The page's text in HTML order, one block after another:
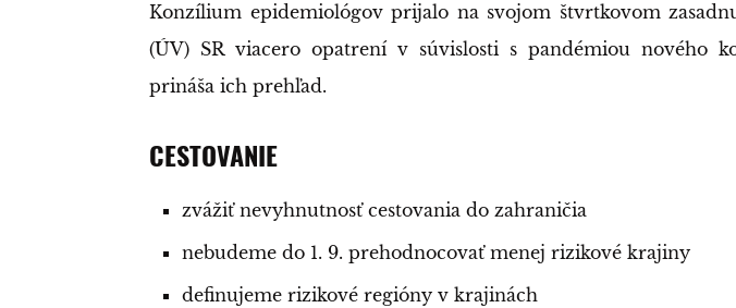
Konzílium epidemiológov prijalo na svojom štvrtkovom
(ÚV) SR viacero opatrení v súvislosti s pandémiou nového
prináša ich prehľad.
CESTOVANIE
zvážiť nevyhnutnosť cestovania do zahraničia
nebudeme do 1. 9. prehodnocovať menej rizikové krajiny
definujeme rizikové regióny v krajinách